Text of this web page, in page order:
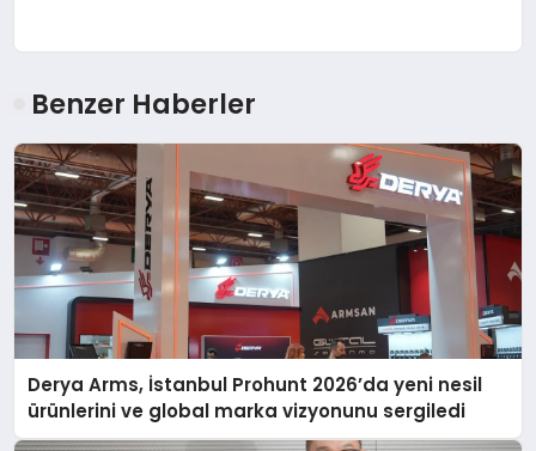
Benzer Haberler
Derya Arms, İstanbul Prohunt 2026’da yeni nesil
ürünlerini ve global marka vizyonunu sergiledi